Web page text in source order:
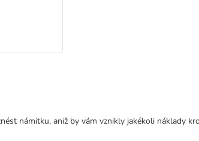
námitku, aniž by vám vznikly jakékoli náklady